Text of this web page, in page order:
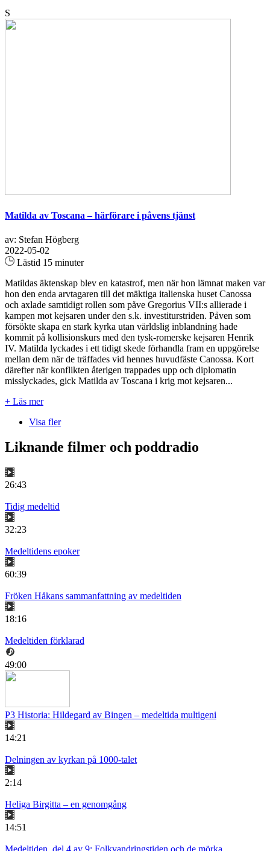
S
Matilda av Toscana – härförare i påvens tjänst
av: Stefan Högberg
2022-05-02
Lästid 15 minuter
Matildas äktenskap blev en katastrof, men när hon lämnat maken var
hon den enda arvtagaren till det mäktiga italienska huset Canossa
och axlade samtidigt rollen som påve Gregorius VII:s allierade i
kampen mot kejsaren under den s.k. investiturstriden. Påven som
försökte skapa en stark kyrka utan världslig inblandning hade
kommit på kollisionskurs med den tysk-romerske kejsaren Henrik
IV. Matilda lyckades i ett tidigt skede förhandla fram en uppgörelse
mellan dem när de träffades vid hennes huvudfäste Canossa. Kort
därefter när konflikten återigen trappades upp och diplomatin
misslyckades, gick Matilda av Toscana i krig mot kejsaren...
+ Läs mer
Visa fler
Liknande filmer och poddradio
26:43
Tidig medeltid
32:23
Medeltidens epoker
60:39
Fröken Håkans sammanfattning av medeltiden
18:16
Medeltiden förklarad
49:00
P3 Historia: Hildegard av Bingen – medeltida multigeni
14:21
Delningen av kyrkan på 1000-talet
2:14
Heliga Birgitta – en genomgång
14:51